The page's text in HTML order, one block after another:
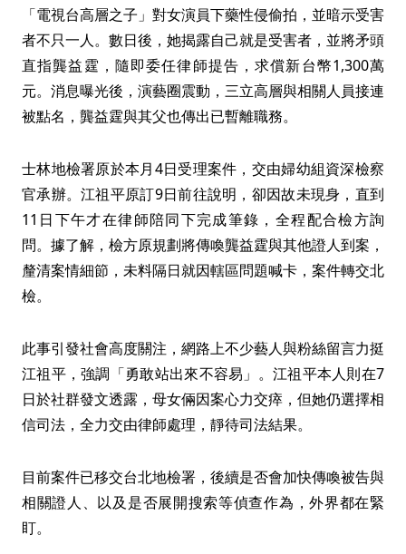
「電視台高層之子」對女演員下藥性侵偷拍，並暗示受害
者不只一人。數日後，她揭露自己就是受害者，並將矛頭
直指龔益霆，隨即委任律師提告，求償新台幣1,300萬
元。消息曝光後，演藝圈震動，三立高層與相關人員接連
被點名，龔益霆與其父也傳出已暫離職務。
士林地檢署原於本月4日受理案件，交由婦幼組資深檢察
官承辦。江祖平原訂9日前往說明，卻因故未現身，直到
11日下午才在律師陪同下完成筆錄，全程配合檢方詢
問。據了解，檢方原規劃將傳喚龔益霆與其他證人到案，
釐清案情細節，未料隔日就因轄區問題喊卡，案件轉交北
檢。
此事引發社會高度關注，網路上不少藝人與粉絲留言力挺
江祖平，強調「勇敢站出來不容易」。江祖平本人則在7
日於社群發文透露，母女倆因案心力交瘁，但她仍選擇相
信司法，全力交由律師處理，靜待司法結果。
目前案件已移交台北地檢署，後續是否會加快傳喚被告與
相關證人、以及是否展開搜索等偵查作為，外界都在緊
盯。